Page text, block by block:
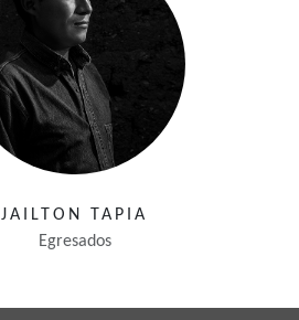
JAILTON TAPIA
Egresados